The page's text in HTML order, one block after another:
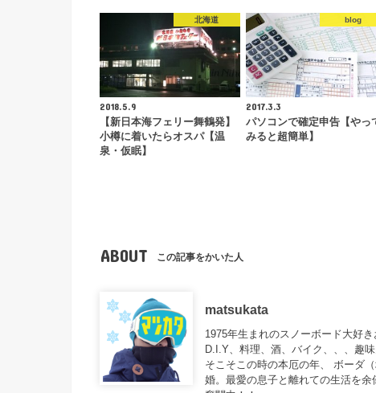
北海道
2018.5.9
【新日本海フェリー舞鶴発】
小樽に着いたらオスパ【温
泉・仮眠】
blog
2017.3.3
パソコンで確定申告【やっ
みると超簡単】
ABOUT この記事をかいた人
matsukata
1975年生まれのスノーボード大好
D.I.Y、料理、酒、バイク、、、趣
そこそこの時の本厄の年、 ボーダ
婚。最愛の息子と離れての生活を